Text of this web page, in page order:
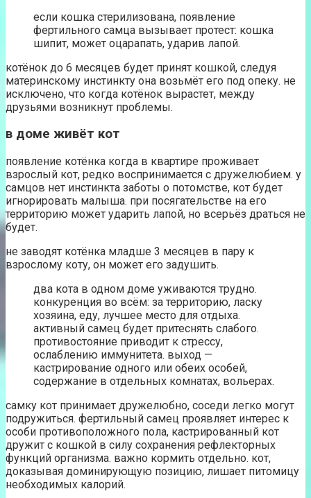
если кошка стерилизована, появление
фертильного самца вызывает протест: кошка
шипит, может оцарапать, ударив лапой.
котёнок до 6 месяцев будет принят кошкой, следуя
материнскому инстинкту она возьмёт его под опеку. не
исключено, что когда котёнок вырастет, между
друзьями возникнут проблемы.
в доме живёт кот
появление котёнка когда в квартире проживает
взрослый кот, редко воспринимается с дружелюбием. у
самцов нет инстинкта заботы о потомстве, кот будет
игнорировать малыша. при посягательстве на его
территорию может ударить лапой, но всерьёз драться не
будет.
не заводят котёнка младше 3 месяцев в пару к
взрослому коту, он может его задушить.
два кота в одном доме уживаются трудно.
конкуренция во всём: за территорию, ласку
хозяина, еду, лучшее место для отдыха.
активный самец будет притеснять слабого.
противостояние приводит к стрессу,
ослаблению иммунитета. выход —
кастрирование одного или обеих особей,
содержание в отдельных комнатах, вольерах.
самку кот принимает дружелюбно, соседи легко могут
подружиться. фертильный самец проявляет интерес к
особи противоположного пола, кастрированный кот
дружит с кошкой в силу сохранения рефлекторных
функций организма. важно кормить отдельно. кот,
доказывая доминирующую позицию, лишает питомицу
необходимых калорий.